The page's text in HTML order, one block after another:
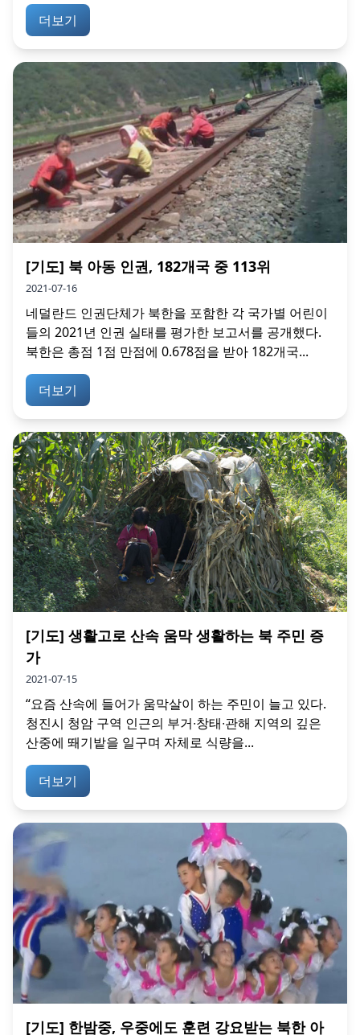
더보기
[기도] 북 아동 인권, 182개국 중 113위
2021-07-16
네덜란드 인권단체가 북한을 포함한 각 국가별 어린이
들의 2021년 인권 실태를 평가한 보고서를 공개했다.
북한은 총점 1점 만점에 0.678점을 받아 182개국...
더보기
[기도] 생활고로 산속 움막 생활하는 북 주민 증
가
2021-07-15
“요즘 산속에 들어가 움막살이 하는 주민이 늘고 있다.
청진시 청암 구역 인근의 부거∙창태∙관해 지역의 깊은
산중에 뙈기밭을 일구며 자체로 식량을...
더보기
[기도] 한밤중, 우중에도 훈련 강요받는 북한 아